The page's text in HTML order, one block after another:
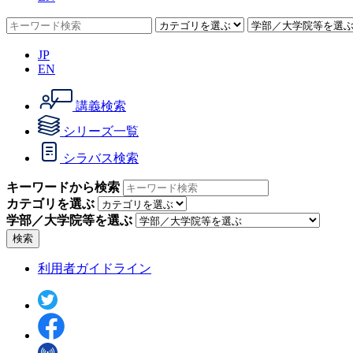
JP
EN
講義検索
シリーズ一覧
シラバス検索
キーワードから検索
カテゴリを選ぶ
学部／大学院等を選ぶ
検索
利用者ガイドライン